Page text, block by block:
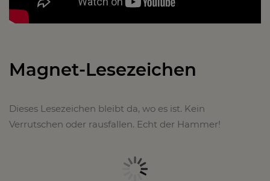
Magnet-Lesezeichen
Dieses Lesezeichen bleibt da, wo es ist. Kein
Verrutschen oder rausfallen. Echt der Hammer!